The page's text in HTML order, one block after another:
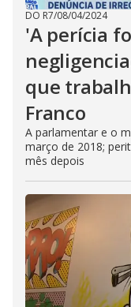
DO R7/08/04/2024
'A perícia
que
Franco
A parlamentar e o
março de 2018;
mês depois